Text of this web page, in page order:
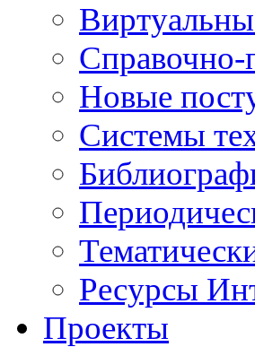
Справочно-
Новые
Cистемы
Ресурсы
Проекты